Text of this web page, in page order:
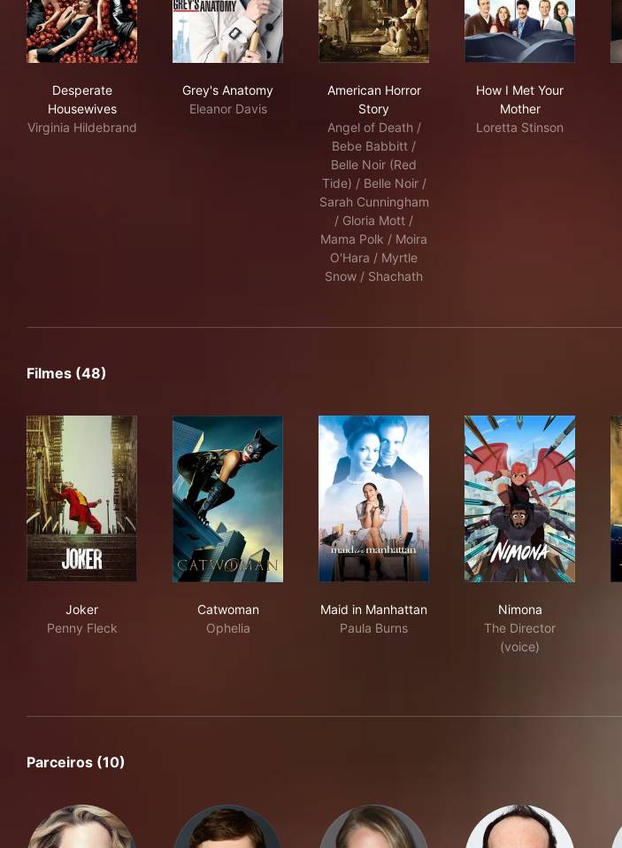
Desperate
Housewives
Virginia Hildebrand
Grey's Anatomy
Eleanor Davis
American Horror
Story
Angel of Death /
Bebe Babbitt /
Belle Noir (Red
Tide) / Belle Noir /
Sarah Cunningham
/ Gloria Mott /
Mama Polk / Moira
O'Hara / Myrtle
Snow / Shachath
How I Met Your
Mother
Loretta Stinson
Filmes (48)
Joker
Penny Fleck
Catwoman
Ophelia
Maid in Manhattan
Paula Burns
Nimona
The Director
(voice)
Parceiros (10)